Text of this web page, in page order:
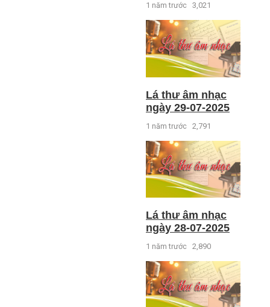
1 năm trước 3,021
Lá thư âm nhạc
ngày 29-07-2025
1 năm trước 2,791
Lá thư âm nhạc
ngày 28-07-2025
1 năm trước 2,890